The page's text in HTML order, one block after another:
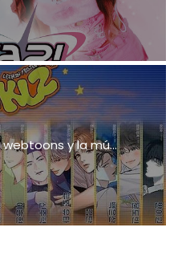
webtoons y la mú...